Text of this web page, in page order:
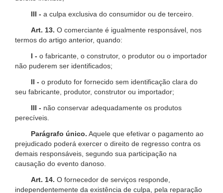
III - a culpa exclusiva do consumidor ou de terceiro.
Art. 13. O comerciante é igualmente responsável, nos
termos do artigo anterior, quando:
I - o fabricante, o construtor, o produtor ou o importador
não puderem ser identificados;
II - o produto for fornecido sem identificação clara do
seu fabricante, produtor, construtor ou importador;
III - não conservar adequadamente os produtos
perecíveis.
Parágrafo único. Aquele que efetivar o pagamento ao
prejudicado poderá exercer o direito de regresso contra os
demais responsáveis, segundo sua participação na
causação do evento danoso.
Art. 14. O fornecedor de serviços responde,
independentemente da existência de culpa, pela reparação